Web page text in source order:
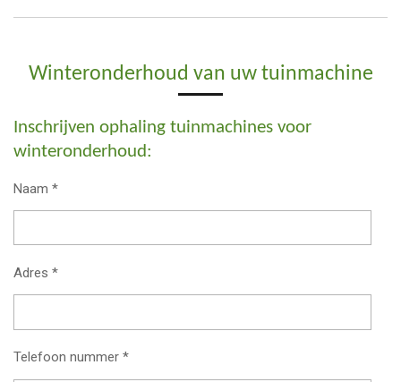
Winteronderhoud van uw tuinmachine
Inschrijven ophaling tuinmachines voor
winteronderhoud:
Naam *
Adres *
Telefoon nummer *